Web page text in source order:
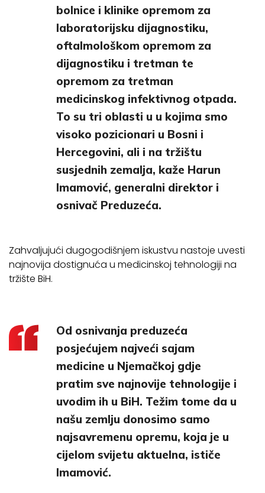
bolnice i klinike opremom za
laboratorijsku dijagnostiku,
oftalmološkom opremom za
dijagnostiku i tretman te
opremom za tretman
medicinskog infektivnog otpada.
To su tri oblasti u u kojima smo
visoko pozicionari u Bosni i
Hercegovini, ali i na tržištu
susjednih zemalja, kaže Harun
Imamović, generalni direktor i
osnivač Preduzeća.
Zahvaljujući dugogodišnjem iskustvu nastoje uvesti
najnovija dostignuća u medicinskoj tehnologiji na
tržište BiH.
Od osnivanja preduzeća
posjećujem najveći sajam
medicine u Njemačkoj gdje
pratim sve najnovije tehnologije i
uvodim ih u BiH. Težim tome da u
našu zemlju donosimo samo
najsavremenu opremu, koja je u
cijelom svijetu aktuelna, ističe
Imamović.